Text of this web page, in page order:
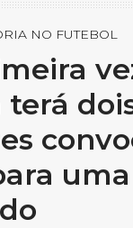
NO FUTEBOL
terá
uma